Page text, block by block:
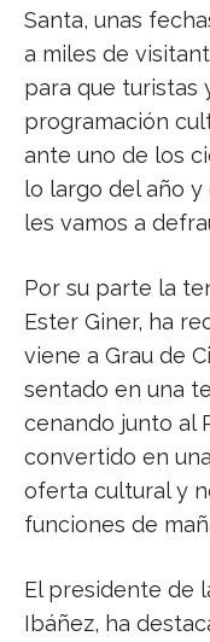
Santa, unas
a miles de
para que turistas
programación
ante uno de los
lo largo del año
les vamos a
Por su parte la
Ester Giner, ha
viene a Grau de
sentado en una
cenando junto al
convertido en
oferta cultural y
funciones de
El presidente de
Ibáñez, ha